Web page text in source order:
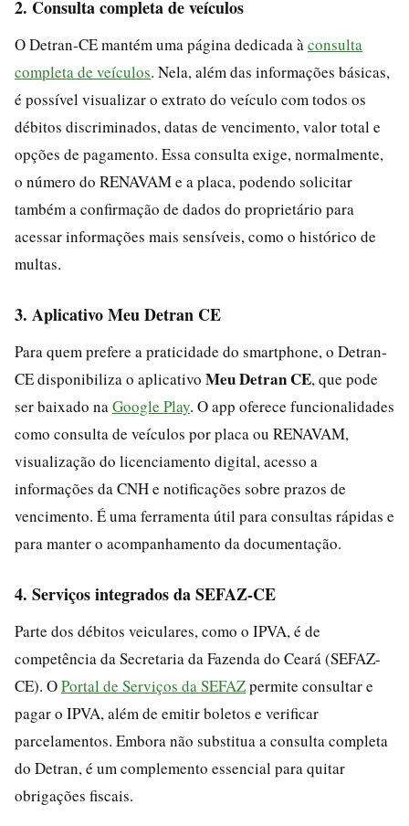
2. Consulta completa de veículos
O Detran-CE mantém uma página dedicada à consulta
completa de veículos. Nela, além das informações básicas,
é possível visualizar o extrato do veículo com todos os
débitos discriminados, datas de vencimento, valor total e
opções de pagamento. Essa consulta exige, normalmente,
o número do RENAVAM e a placa, podendo solicitar
também a confirmação de dados do proprietário para
acessar informações mais sensíveis, como o histórico de
multas.
3. Aplicativo Meu Detran CE
Para quem prefere a praticidade do smartphone, o Detran-
CE disponibiliza o aplicativo Meu Detran CE, que pode
ser baixado na Google Play. O app oferece funcionalidades
como consulta de veículos por placa ou RENAVAM,
visualização do licenciamento digital, acesso a
informações da CNH e notificações sobre prazos de
vencimento. É uma ferramenta útil para consultas rápidas e
para manter o acompanhamento da documentação.
4. Serviços integrados da SEFAZ-CE
Parte dos débitos veiculares, como o IPVA, é de
competência da Secretaria da Fazenda do Ceará (SEFAZ-
CE). OPortal de Serviços da SEFAZpermite consultar e
pagar o IPVA, além de emitir boletos e verificar
parcelamentos. Embora não substitua a consulta completa
do Detran, é um complemento essencial para quitar
obrigações fiscais.